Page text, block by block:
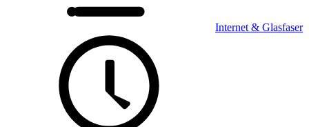
Internet & Glasfaser